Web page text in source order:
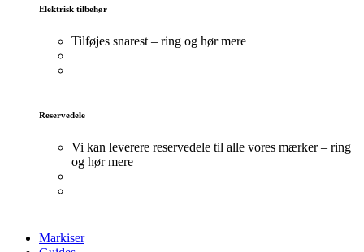
Elektrisk tilbehør
Tilføjes snarest – ring og hør mere
Reservedele
Vi kan leverere reservedele til alle vores mærker – ring
og hør mere
Markiser